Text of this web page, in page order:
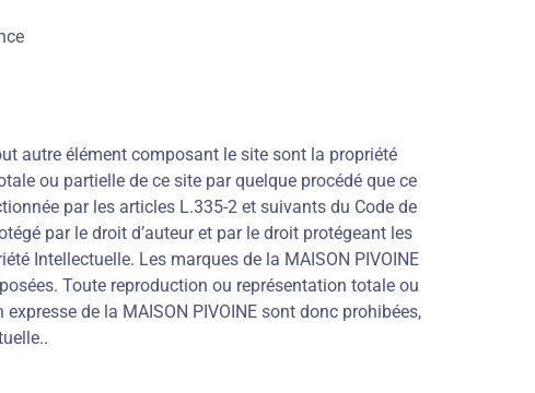
autre élément composant le site sont la propriété
ou partielle de ce site par quelque procédé que ce
par les articles L.335-2 et suivants du Code de
par le droit d’auteur et par le droit protégeant les
Intellectuelle. Les marques de la MAISON PIVOINE
Toute reproduction ou représentation totale ou
de la MAISON PIVOINE sont donc prohibées,